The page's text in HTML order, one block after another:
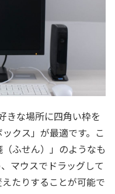
きな場所に四角い枠を
クス」が最適です。こ
ふせん）」のようなも
マウスでドラッグして
たりすることが可能で